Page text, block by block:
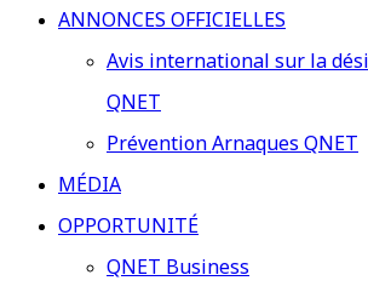
ANNONCES OFFICIELLES
Avis international sur la
QNET
Prévention Arnaques QNET
MÉDIA
OPPORTUNITÉ
QNET Business